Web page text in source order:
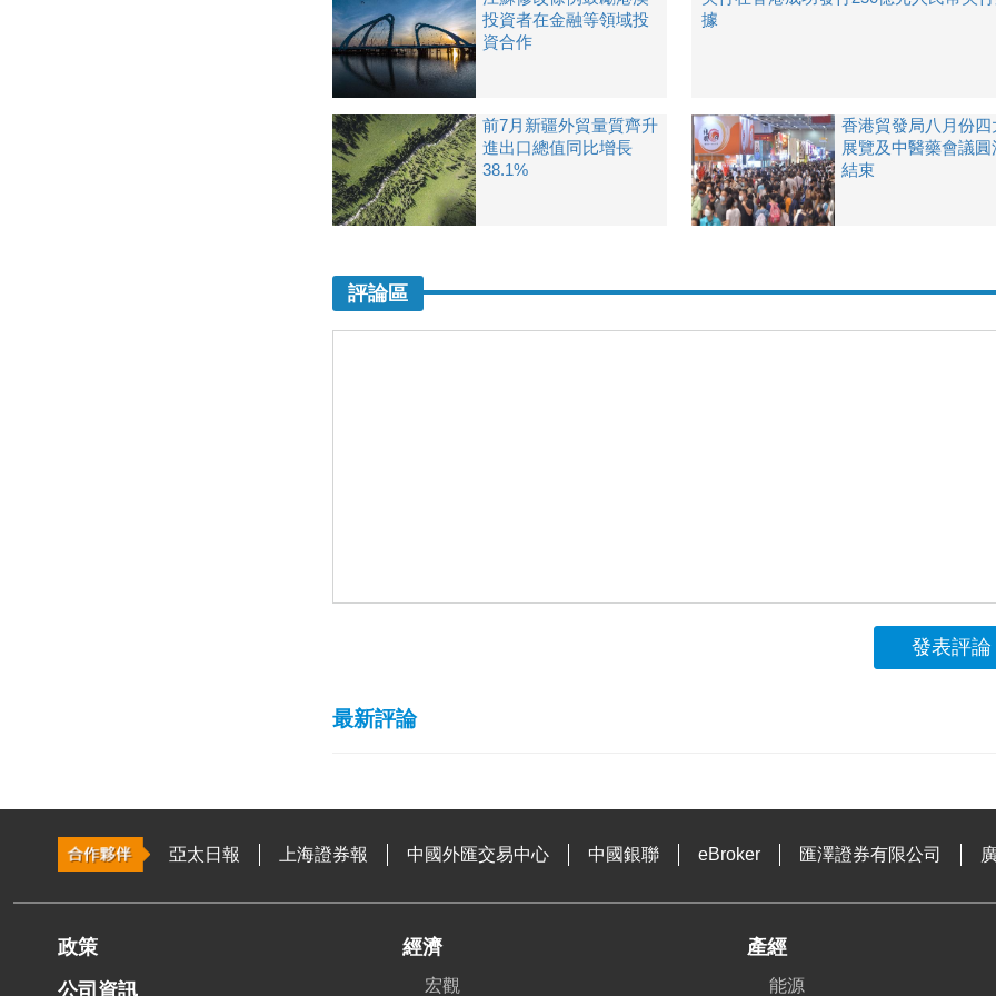
投資者在金融等領域投
資合作
據
前7月新疆外貿量質齊升
進出口總值同比增長
38.1%
香港貿發局八月份四
展覽及中醫藥會議圓
結束
評論區
發表評論
最新評論
亞太日報 上海證券報 中國外匯交易中心 中國銀聯 eBroker 匯澤證券有限公司
政策
公司資訊
經濟
宏觀
產經
能源